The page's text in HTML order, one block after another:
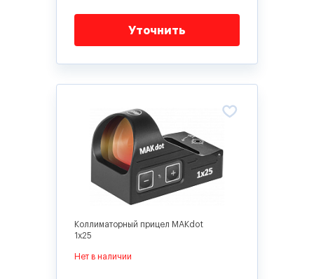
Уточнить
Коллиматорный прицел MAKdot
1x25
Нет в наличии